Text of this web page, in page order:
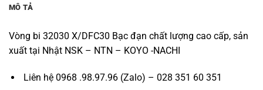
MÔ TẢ
Vòng bi 32030 X/DFC30 Bạc đạn chất lượng cao cấp, sản
xuất tại Nhật NSK – NTN – KOYO -NACHI
Liên hệ 0968 .98.97.96 (Zalo) – 028 351 60 351